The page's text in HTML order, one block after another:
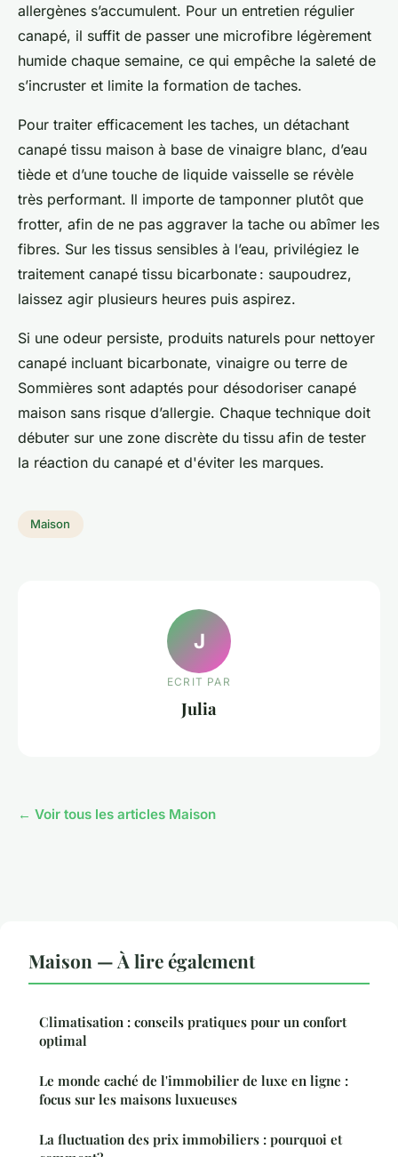
allergènes s’accumulent. Pour un entretien régulier
canapé, il suffit de passer une microfibre légèrement
humide chaque semaine, ce qui empêche la saleté de
s’incruster et limite la formation de taches.
Pour traiter efficacement les taches, un détachant
canapé tissu maison à base de vinaigre blanc, d’eau
tiède et d’une touche de liquide vaisselle se révèle
très performant. Il importe de tamponner plutôt que
frotter, afin de ne pas aggraver la tache ou abîmer les
fibres. Sur les tissus sensibles à l’eau, privilégiez le
traitement canapé tissu bicarbonate : saupoudrez,
laissez agir plusieurs heures puis aspirez.
Si une odeur persiste, produits naturels pour nettoyer
canapé incluant bicarbonate, vinaigre ou terre de
Sommières sont adaptés pour désodoriser canapé
maison sans risque d’allergie. Chaque technique doit
débuter sur une zone discrète du tissu afin de tester
la réaction du canapé et d'éviter les marques.
Maison
J
ECRIT PAR
Julia
← Voir tous les articles Maison
Maison — À lire également
Climatisation : conseils pratiques pour un confort
optimal
Le monde caché de l'immobilier de luxe en ligne :
focus sur les maisons luxueuses
La fluctuation des prix immobiliers : pourquoi et